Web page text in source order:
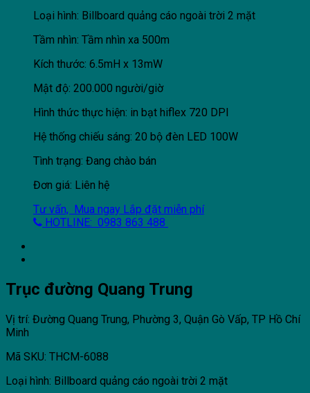
Loại hình: Billboard quảng cáo ngoài trời 2 mặt
Tầm nhìn: Tầm nhìn xa 500m
Kích thước: 6.5mH x 13mW
Mật độ: 200.000 người/giờ
Hình thức thực hiện: in bạt hiflex 720 DPI
Hệ thống chiếu sáng: 20 bộ đèn LED 100W
Tình trạng: Đang chào bán
Đơn giá: Liên hệ
Tư vấn, Mua ngay Lắp đặt miễn phí
HOTLINE: 0983 863 488
Trục đường Quang Trung
Vị trí: Đường Quang Trung, Phường 3, Quận Gò Vấp, TP Hồ Chí
Minh
Mã SKU: THCM-6088
Loại hình: Billboard quảng cáo ngoài trời 2 mặt